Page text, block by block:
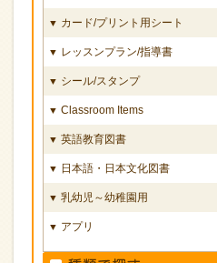
▼ カード/プリント用シート
▼ レッスンプラン/指導書
▼ シール/スタンプ
▼ Classroom Items
▼ 英語教育図書
▼ 日本語・日本文化図書
▼ 乳幼児～幼稚園用
▼ アプリ